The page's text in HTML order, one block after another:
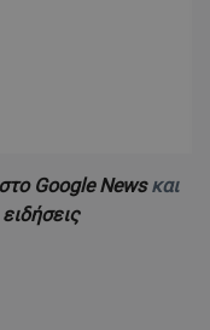
Google Newsκαι